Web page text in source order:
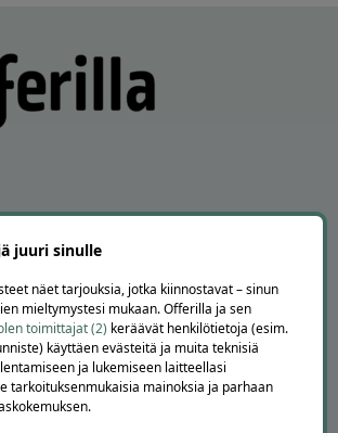
NEUVOJA
toimii
kysymykset
MEIHIN
juuri sinulle
näet tarjouksia, jotka kiinnostavat – sinun
mieltymystesi mukaan. Offerilla ja sen
toimittajat (2) keräävät henkilötietoja (esim.
käyttäen evästeitä ja muita teknisiä
ja lukemiseen laitteellasi
tarkoituksenmukaisia mainoksia ja parhaan